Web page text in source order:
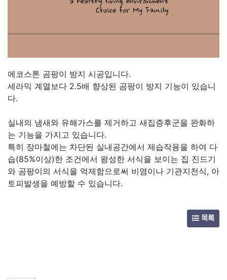
에코스톤 곰팡이 방지 시공입니다.
세라믹 계열보다 2.5배 향상된 곰팡이 방지 기능이 있습니
다.
실내의 냄새와 유해가스를 제거하고 새집증후군을 완화하
는 기능을 가지고 있습니다.
특히 장마철에는 차단된 실내공간에서 제습작용을 하여 다
습(85%이상)한 조건에서 왕성한 서식을 보이는 집 진드기
와 곰팡이의 서식을 억제함으로써 비염이나 기관지천식, 아
토피발생을 예방할 수 있습니다.
목록